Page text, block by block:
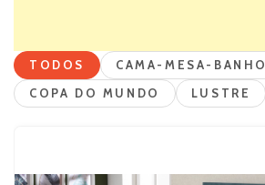
TODOS
CAMA-MESA-BANHO
COPA DO MUNDO
LUSTRE